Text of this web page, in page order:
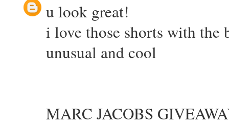
u look great!
i love those shorts with the
unusual and cool
MARC JACOBS